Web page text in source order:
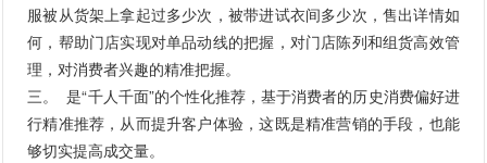
服被从货架上拿起过多少次，被带进试衣间多少次，售出详情如
何，帮助门店实现对单品动线的把握，对门店陈列和组货高效管
理，对消费者兴趣的精准把握。
三。 是“千人千面”的个性化推荐，基于消费者的历史消费偏好进
行精准推荐，从而提升客户体验，这既是精准营销的手段，也能
够切实提高成交量。